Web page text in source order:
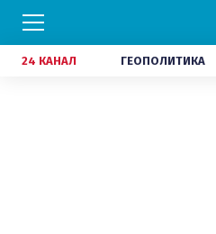
24 КАНАЛ ГЕОПОЛИТИКА